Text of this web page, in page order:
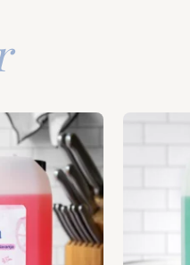
Rango
de
precios:
desde
$360.00